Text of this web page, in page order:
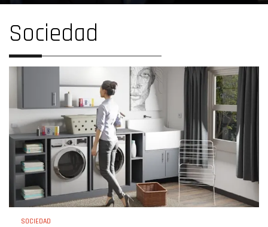
Sociedad
SOCIEDAD